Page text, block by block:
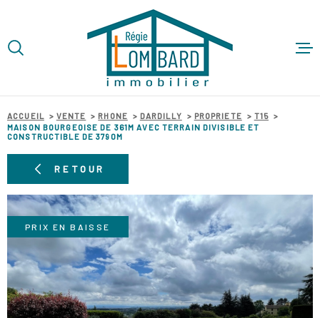
recherche
menu
principal
contenu
GESTION
SYNDIC
ACCUEIL VENTE RHONE DARDILLY PROPRIETE
T15
MAISON BOURGEOISE DE 361M AVEC TERRAIN DIVISIBLE ET
CONSTRUCTIBLE DE 3790M
RETOUR
PRIX EN BAISSE
VOTRE
RECHERCHE
TYPE
D'OFFRE
VENTE
VILLE
Budget
BUDGET
RECHERCHER